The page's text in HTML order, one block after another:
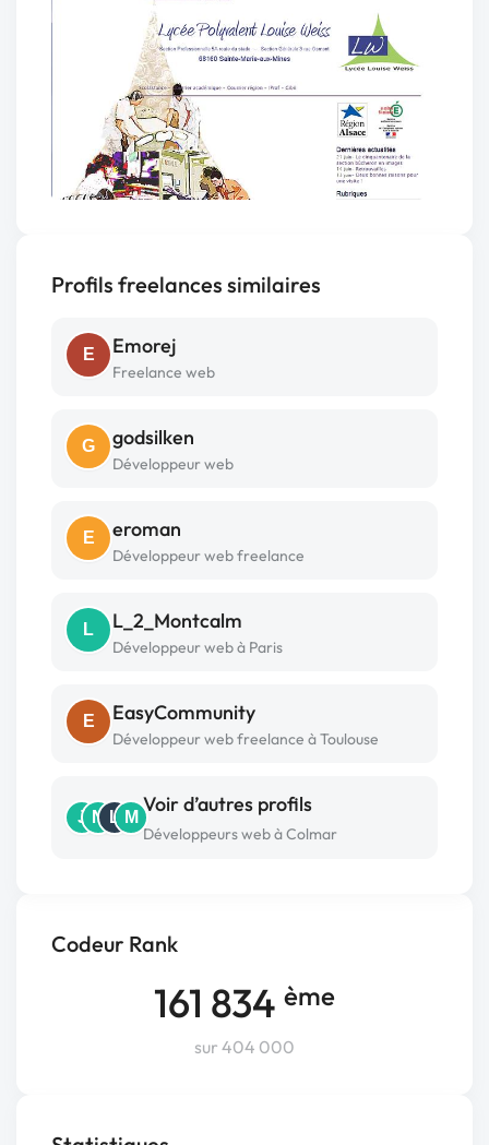
Codeur Rank
161 834 ème
sur 404 000
Profils freelances similaires
E Emorej
Freelance web
G godsilken
Développeur web
E eroman
Développeur web freelance
L L_2_Montcalm
Développeur web à Paris
E EasyCommunity
Développeur web freelance à Toulouse
J N L M
Voir d’autres profils
Développeurs web à Colmar